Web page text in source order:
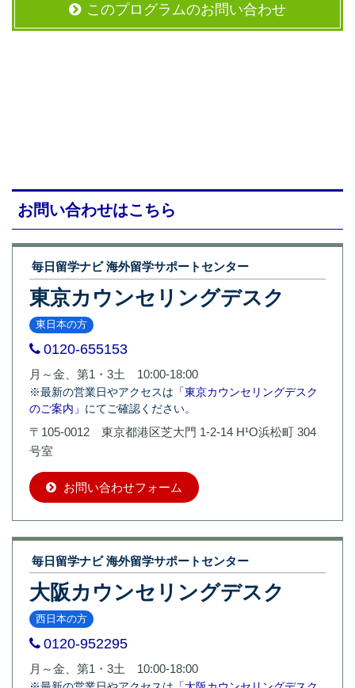
このプログラムのお問い合わせ
お問い合わせはこちら
毎日留学ナビ 海外留学サポートセンター
東京カウンセリングデスク
東日本の方
0120-655153
月～金、第1・3土 10:00-18:00
※最新の営業日やアクセスは 「東京カウンセリングデスク
のご案内」 にてご確認ください。
〒105-0012 東京都港区芝大門 1-2-14 H¹O浜松町 304
号室
お問い合わせフォーム
毎日留学ナビ 海外留学サポートセンター
大阪カウンセリングデスク
西日本の方
0120-952295
月～金、第1・3土 10:00-18:00